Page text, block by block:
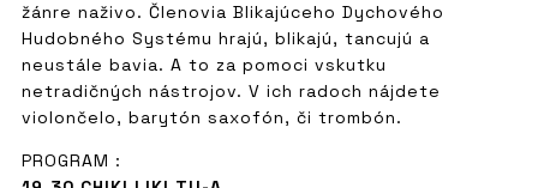
žánre naživo. Členovia Blikajúceho Dychového
Hudobného Systému hrajú, blikajú, tancujú a
neustále bavia. A to za pomoci vskutku
netradičných nástrojov. V ich radoch nájdete
violončelo, barytón saxofón, či trombón.
PROGRAM :